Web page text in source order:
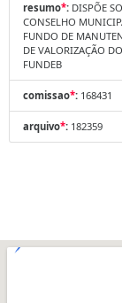
resumo*: DISPÕE
CONSELHO
FUNDO DE
DE VALORIZAÇÃO
FUNDEB
comissao*: 168431
arquivo*: 182359